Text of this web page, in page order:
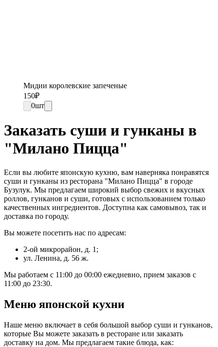
Мидии королевские запеченые
150₽
0шт
Заказать суши и гунканы в
"Милано Пицца"
Если вы любите японскую кухню, вам наверняка понравятся
суши и гунканы из ресторана "Милано Пицца" в городе
Бузулук. Мы предлагаем широкий выбор свежих и вкусных
роллов, гунканов и суши, готовых с использованием только
качественных ингредиентов. Доступна как самовывоз, так и
доставка по городу.
Вы можете посетить нас по адресам:
2-ой микрорайон, д. 1;
ул. Ленина, д. 56 ж.
Мы работаем с 11:00 до 00:00 ежедневно, прием заказов с
11:00 до 23:30.
Меню японской кухни
Наше меню включает в себя большой выбор суши и гунканов,
которые Вы можете заказать в ресторане или заказать
доставку на дом. Мы предлагаем такие блюда, как: